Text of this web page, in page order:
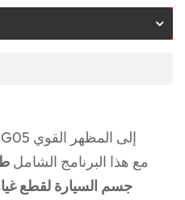
والديناميكي لسيارة X5M مع هذا البرنامج الشامل
جسم السيارة لقطع